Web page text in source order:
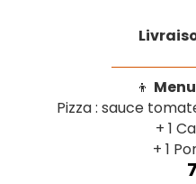
👦
Pizza : sauce
+ 1
+ 1